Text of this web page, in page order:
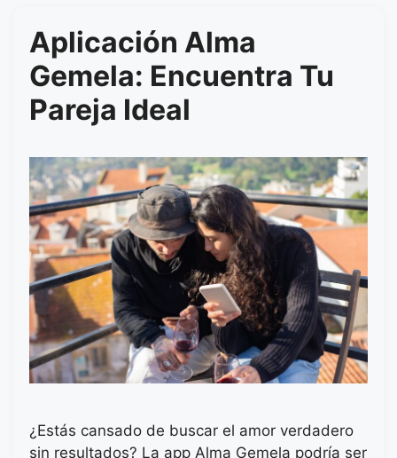
Aplicación Alma
Gemela: Encuentra Tu
Pareja Ideal
¿Estás cansado de buscar el amor verdadero
sin resultados? La app Alma Gemela podría ser